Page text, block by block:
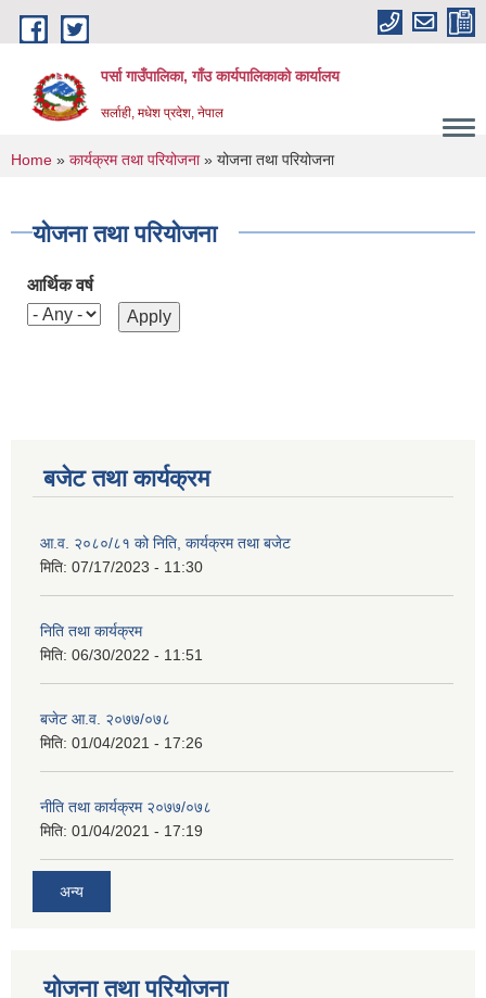
Skip to main content
पर्सा गाउँपालिका, गाँउ कार्यपालिकाको कार्यालय
सर्लाही, मधेश प्रदेश, नेपाल
You are here
Home » कार्यक्रम तथा परियोजना» योजना तथा परियोजना
योजना तथा परियोजना
आर्थिक वर्ष
बजेट तथा कार्यक्रम
आ.व. २०८०/८१ को निति, कार्यक्रम तथा बजेट
मिति: 07/17/2023 - 11:30
निति तथा कार्यक्रम
मिति: 06/30/2022 - 11:51
बजेट आ.व. २०७७/०७८
मिति: 01/04/2021 - 17:26
नीति तथा कार्यक्रम २०७७/०७८
मिति: 01/04/2021 - 17:19
अन्य
योजना तथा परियोजना